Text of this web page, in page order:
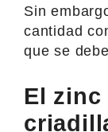
Sin
cantidad
que se
El zinc